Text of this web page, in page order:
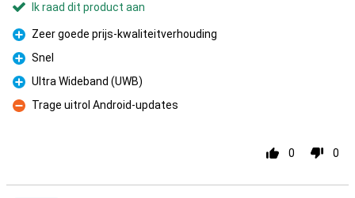
Ik raad dit product aan
Pluspunt
Zeer goede prijs-kwaliteitverhouding
Pluspunt
Snel
Pluspunt
Ultra Wideband (UWB)
Minpunt
Trage uitrol Android-updates
0 0